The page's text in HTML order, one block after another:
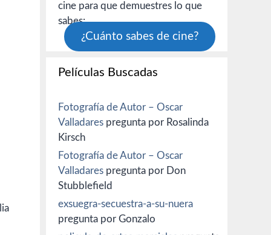
cine para que demuestres lo que
sabes:
¿Cuánto sabes de cine?
Películas Buscadas
Fotografía de Autor – Oscar
Valladares pregunta por Rosalinda
Kirsch
Fotografía de Autor – Oscar
Valladares pregunta por Don
Stubblefield
exsuegra-secuestra-a-su-nuera
pregunta por Gonzalo